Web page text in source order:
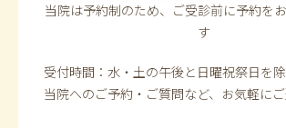
当院は予約制のため、ご受診前に予約を
す
受付時間：水・土の午後と日曜祝祭日を除
当院へのご予約・ご質問など、お気軽に